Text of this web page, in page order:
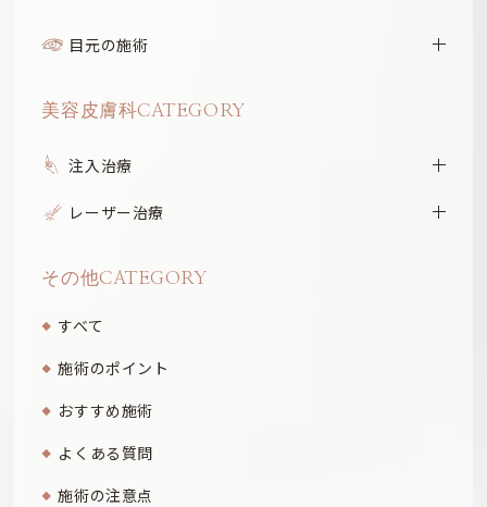
目元の施術
美容皮膚科CATEGORY
注入治療
レーザー治療
その他CATEGORY
すべて
施術のポイント
おすすめ施術
よくある質問
施術の注意点